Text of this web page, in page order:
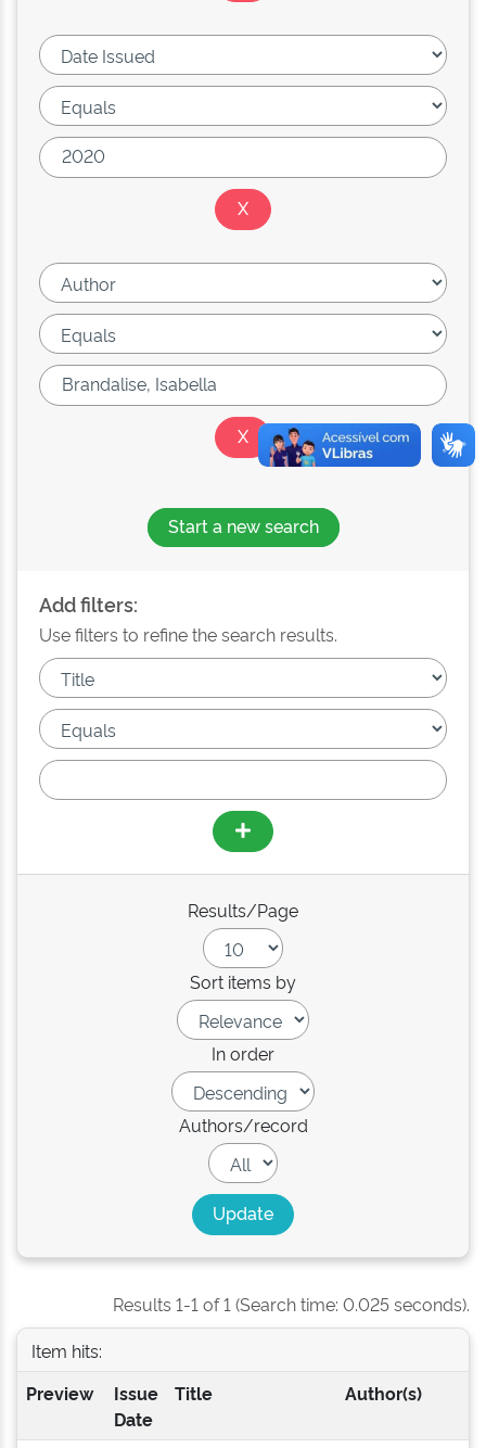
Start a new search
Add filters:
Use filters to refine the search results.
Results/Page
Sort items by
In order
Authors/record
Results 1-1 of 1 (Search time: 0.025 seconds).
Item hits:
Preview
Issue
Date
Title Author(s)